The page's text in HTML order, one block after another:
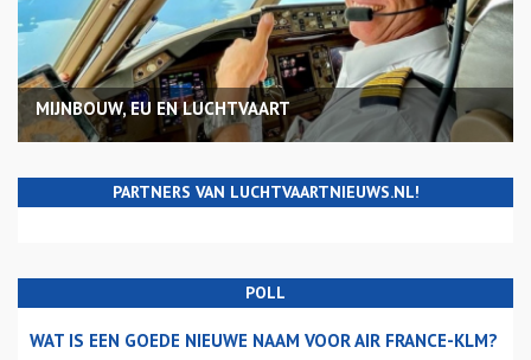
MIJNBOUW, EU EN LUCHTVAART
PARTNERS VAN LUCHTVAARTNIEUWS.NL!
POLL
WAT IS EEN GOEDE NIEUWE NAAM VOOR AIR FRANCE-KLM?